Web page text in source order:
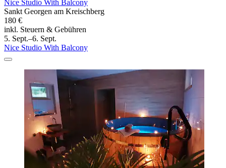
Nice Studio With Balcony
Sankt Georgen am Kreischberg
180 €
inkl. Steuern & Gebühren
5. Sept.–6. Sept.
Nice Studio With Balcony